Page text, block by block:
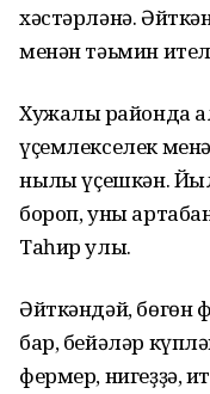
хәстәрләнә.
менән тәьмин
Хужалыҡ районда
үҫем­лек­селек
ныҡлы үҫешкән.
бороп, уны
Таһир улы.
Әйткәндәй, бөгөн
бар, бейәләр
фермер, нигеҙҙә,